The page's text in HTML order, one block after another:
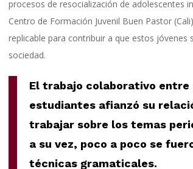
procesos de resocialización de adolescentes
Centro de Formación Juvenil Buen Pastor
replicable para contribuir a que estos jóvenes
sociedad.
El trabajo colaborativo entre
estudiantes afianzó su
trabajar sobre los temas
a su vez, poco a poco se
técnicas gramaticales.